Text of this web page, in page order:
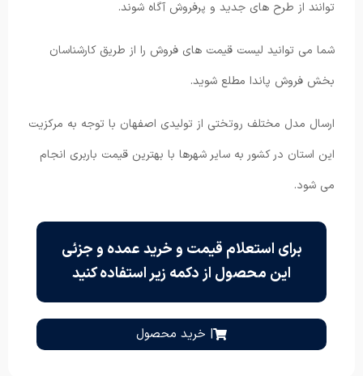
توانند از طرح های جدید و پرفروش آگاه شوند.
شما می توانید لیست قیمت های فروش را از طریق کارشناسان
بخش فروش پاندا مطلع شوید.
ارسال مدل مختلف روتختی از تولیدی اصفهان با توجه به مرکزیت
این استان در کشور به سایر شهرها با بهترین قیمت باربری انجام
می شود.
برای استعلام قیمت و خرید عمده و جزئی
این محصول از دکمه زیر استفاده کنید
| خرید محصول